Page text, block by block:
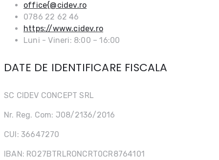
office{@cidev.ro
0786 22 62 46
https://www.cidev.ro
Luni - Vineri: 8:00 – 16:00
DATE DE IDENTIFICARE FISCALA
SC CIDEV CONCEPT SRL
Nr. Reg. Com: J08/2136/2016
CUI: 36647270
IBAN: RO27BTRLRONCRT0CR8764101